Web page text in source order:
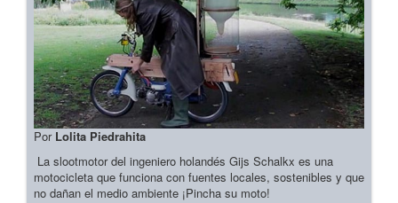
Por Lolita Piedrahita
La slootmotor del ingeniero holandés Gijs Schalkx es una
motocicleta que funciona con fuentes locales, sostenibles y que
no dañan el medio ambiente ¡Pincha su moto!